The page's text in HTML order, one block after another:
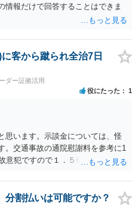
情報だけで回答することはできま
客から蹴られ全治7日
ダー証拠活用
役にたった 1
思います。示談金については、怪
。交通事故の通院慰謝料を参考に1
意犯ですので１．５倍か2倍程度す
ください。
分割払いは可能ですか？